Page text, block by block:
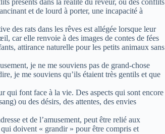
et de lourd à porter, une incapacité à
des rats dans les rêves est allégée lorsque leur
car elle renvoie à des images de contes de fées
attirance naturelle pour les petits animaux sans
je ne me souviens pas de grand-chose
je me souviens qu’ils étaient très gentils et que
qui font face à la vie. Des aspects qui sont encore
ou des désirs, des attentes, des envies
et de l’amusement, peut être relié aux
doivent « grandir » pour être compris et